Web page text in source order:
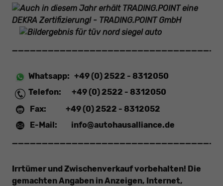
Whatsapp: +49 (0) 2522 - 8312050
Telefon: +49 (0) 2522 - 8312050
Fax: +49 (0) 2522 - 8312052
E-Mail:
info@autohausalliance.de
Irrtümer und Zwischenverkauf vorbehalten! Die
gemachten Angaben in Anzeigen, Internet,